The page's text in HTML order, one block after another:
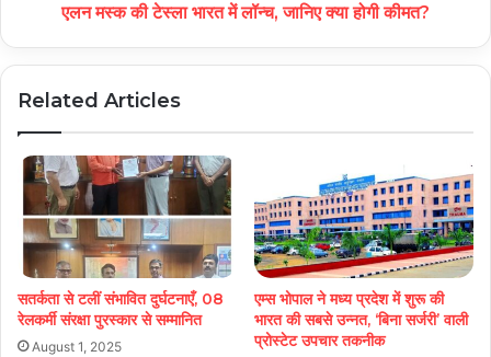
एलन मस्क की टेस्ला भारत में लॉन्च, जानिए क्या होगी कीमत?
Related Articles
सतर्कता से टलीं संभावित दुर्घटनाएँ, 08
रेलकर्मी संरक्षा पुरस्कार से सम्मानित
August 1, 2025
एम्स भोपाल ने मध्य प्रदेश में शुरू की
भारत की सबसे उन्नत, ‘बिना सर्जरी’ वाली
प्रोस्टेट उपचार तकनीक